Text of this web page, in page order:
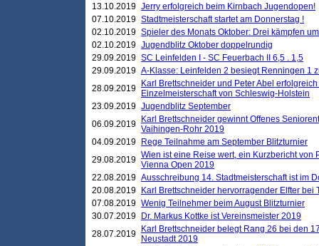
13.10.2019 Jerry erfolgreich beim Kirnbach Jugendopen!
07.10.2019 Stadtmeisterschaft startet am Donnerstag !
02.10.2019 Spieler des Monats Oktober: Drei kämpfen
02.10.2019 Jugendblitz Oktober doppelrundig
29.09.2019 SC Leinfelden I - SC Feuerbach II 6,5 . 1,5
29.09.2019 A-Klasse: Leinfelden 2 besiegt Renningen 1
28.09.2019
Karl Brettschneider und Peter Abel
Einzelmeisterschaft von Schleswig-Holstein
23.09.2019 Jugendblitz September
06.09.2019
Karl Brettschneider gewinnt Offenes
Vaihingen-Rohr 2019
04.09.2019
Rege Teilnahme am September Blitzturnier
29.08.2019 Wien ist eine Reise wert, ein Kurzbericht von
Vienna Open 2019
22.08.2019 Ausschreibung 14. Stadtmeisterschaft ist im
20.08.2019
Karl Brettschneider hervorragender Elfter bei
07.08.2019 Wenig Teilnehmer beim August Blitzturnier
30.07.2019
Dr. Markus Kottke ist Vereinsmeister 2019
28.07.2019
Karl Brettschneider belegt Rang 26 bei den
Neustadt 2019